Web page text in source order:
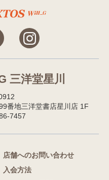
三洋堂星川
番地三洋堂書店星川店 1F
7457
店舗へのお問い合わせ
入会方法